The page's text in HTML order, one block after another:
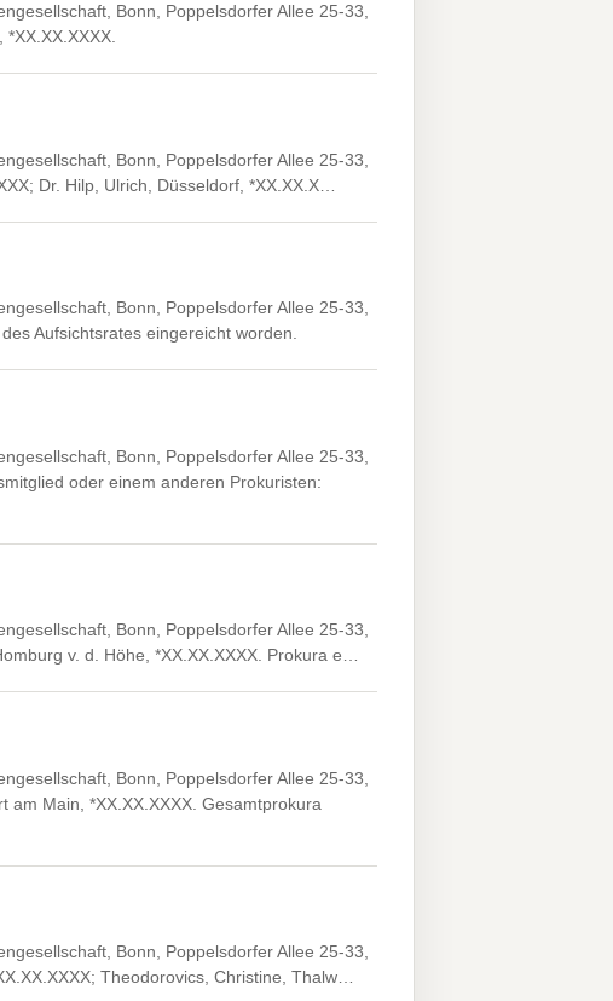
Bonn, Poppelsdorfer Allee 25-33,
Bonn, Poppelsdorfer Allee 25-33,
Dr. Hilp, Ulrich, Düsseldorf, *XX.XX.X…
Bonn, Poppelsdorfer Allee 25-33,
Aufsichtsrates eingereicht worden.
Bonn, Poppelsdorfer Allee 25-33,
oder einem anderen Prokuristen:
Bonn, Poppelsdorfer Allee 25-33,
v. d. Höhe, *XX.XX.XXXX. Prokura e…
Bonn, Poppelsdorfer Allee 25-33,
am Main, *XX.XX.XXXX. Gesamtprokura
Bonn, Poppelsdorfer Allee 25-33,
Theodorovics, Christine, Thalw…